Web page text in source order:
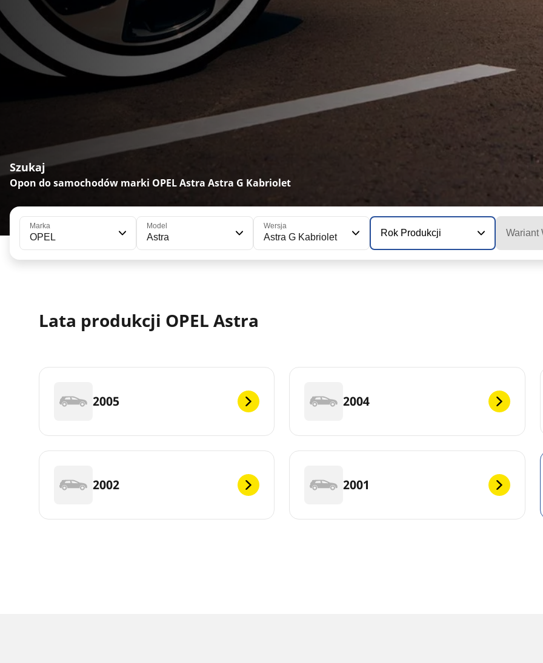
Szukaj
Opon do samochodów marki OPEL Astra Astra G Kabriolet
Marka
OPEL
Model
Astra
Wersja
Astra G Kabriolet Rok Produkcji Wariant
Lata produkcji OPEL Astra
2005 2004
2002 2001